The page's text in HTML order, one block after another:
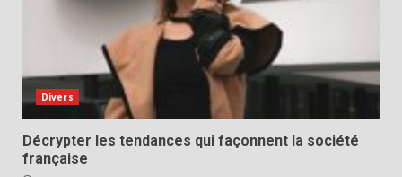
Divers
Décrypter les tendances qui façonnent la société
française